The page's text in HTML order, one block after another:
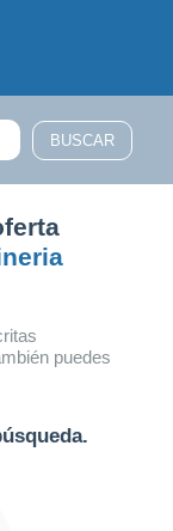
puedes